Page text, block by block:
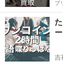
プ
吉